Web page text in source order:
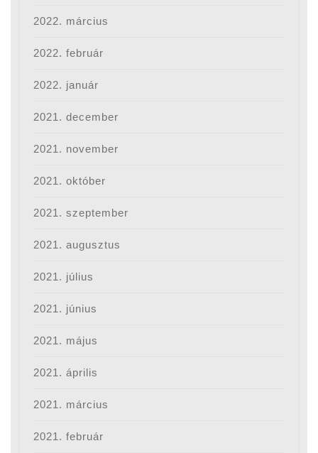
2022. március
2022. február
2022. január
2021. december
2021. november
2021. október
2021. szeptember
2021. augusztus
2021. július
2021. június
2021. május
2021. április
2021. március
2021. február